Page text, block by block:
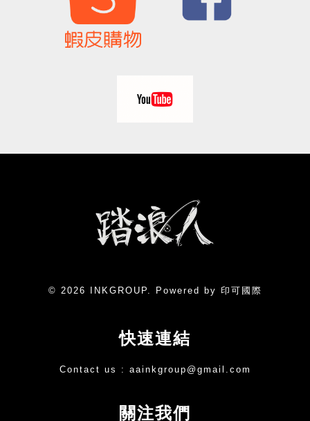
© 2026 INKGROUP. Powered by 印可國際
快速連結
Contact us : aainkgroup@gmail.com
關注我們